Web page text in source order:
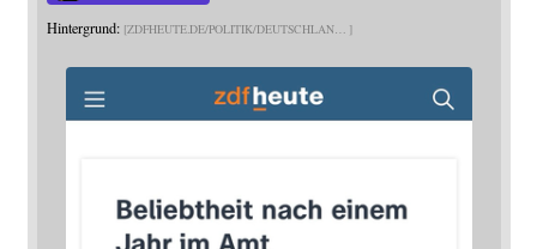
Hintergrund: ZDFHEUTE.DE/POLITIK/DEUTSCHLAN